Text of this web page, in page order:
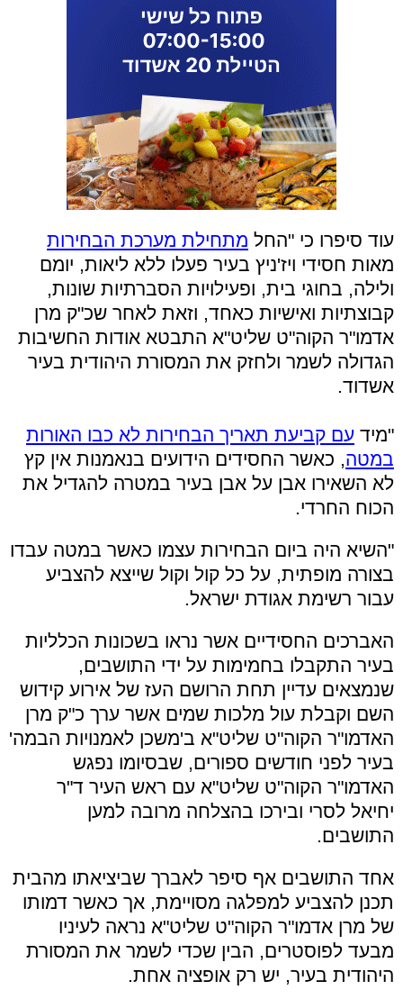
עוד סיפרו כי "החל מתחילת מערכת הבחירות
מאות חסידי ויז'ניץ בעיר פעלו ללא ליאות, יומם
ולילה, בחוגי בית, ופעילויות הסברתיות שונות,
קבוצתיות ואישיות כאחד, וזאת לאחר שכ"ק מרן
אדמו"ר הקוה"ט שליט"א התבטא אודות החשיבות
הגדולה לשמר ולחזק את המסורת היהודית בעיר
אשדוד.
"מיד עם קביעת תאריך הבחירות לא כבו האורות
במטה, כאשר החסידים הידועים בנאמנות אין קץ
לא השאירו אבן על אבן בעיר במטרה להגדיל את
הכוח החרדי.
"השיא היה ביום הבחירות עצמו כאשר במטה עבדו
בצורה מופתית, על כל קול וקול שייצא להצביע
עבור רשימת אגודת ישראל.
האברכים החסידיים אשר נראו בשכונות הכלליות
בעיר התקבלו בחמימות על ידי התושבים,
שנמצאים עדיין תחת הרושם העז של אירוע קידוש
השם וקבלת עול מלכות שמים אשר ערך כ"ק מרן
האדמו"ר הקוה"ט שליט"א ב'משכן לאמנויות הבמה'
בעיר לפני חודשים ספורים, שבסיומו נפגש
האדמו"ר הקוה"ט שליט"א עם ראש העיר ד"ר
יחיאל לסרי ובירכו בהצלחה מרובה למען
התושבים.
אחד התושבים אף סיפר לאברך שביציאתו מהבית
תכנן להצביע למפלגה מסויימת, אך כאשר דמותו
של מרן אדמו"ר הקוה"ט שליט"א נראה לעיניו
מבעד לפוסטרים, הבין שכדי לשמר את המסורת
היהודית בעיר, יש רק אופציה אחת.